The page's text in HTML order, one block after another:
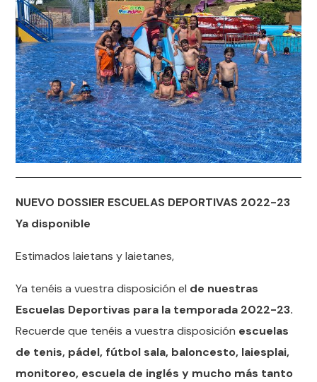
NUEVO DOSSIER ESCUELAS DEPORTIVAS 2022-23
Ya disponible
Estimados laietans y laietanes,
Ya tenéis a vuestra disposición el de nuestras
Escuelas Deportivas para la temporada 2022-23.
Recuerde que tenéis a vuestra disposición escuelas
de tenis, pádel, fútbol sala, baloncesto, laiesplai,
monitoreo, escuela de inglés y mucho más tanto